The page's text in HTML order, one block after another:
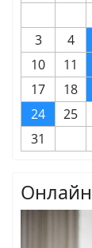
3
4
10
11
17
18
24
25
31